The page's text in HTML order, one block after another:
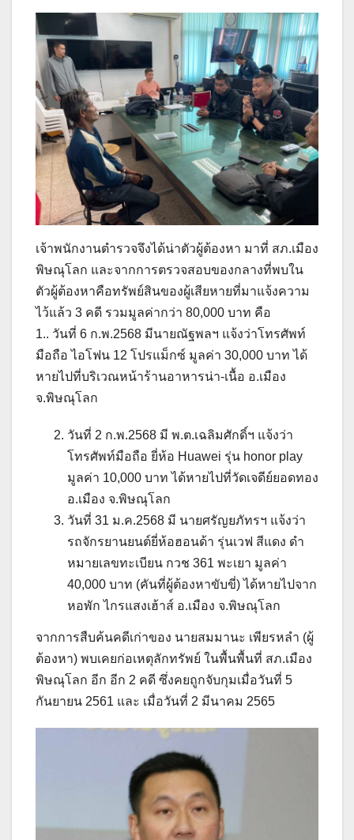
เจ้าพนักงานตำรวจจึงได้น่าตัวผู้ต้องหา มาที่ สภ.เมือง
พิษณุโลก และจากการตรวจสอบของกลางที่พบใน
ตัวผู้ต้องหาคือทรัพย์สินของผู้เสียหายที่มาแจ้งความ
ไว้แล้ว 3 คดี รวมมูลค่ากว่า 80,000 บาท คือ
1.. วันที่ 6 ก.พ.2568 มีนายณัฐพลฯ แจ้งว่าโทรศัพท์
มือถือ ไอโฟน 12 โปรแม็กซ์ มูลค่า 30,000 บาท ได้
หายไปที่บริเวณหน้าร้านอาหารน่า-เนื้อ อ.เมือง
จ.พิษณุโลก
วันที่ 2 ก.พ.2568 มี พ.ต.เฉลิมศักดิ์ฯ แจ้งว่า
โทรศัพท์มือถือ ยี่ห้อ Huawei รุ่น honor play
มูลค่า 10,000 บาท ได้หายไปที่วัดเจดีย์ยอดทอง
อ.เมือง จ.พิษณุโลก
วันที่ 31 ม.ค.2568 มี นายศรัญยภัทรฯ แจ้งว่า
รถจักรยานยนต์ยี่ห้อฮอนด้า รุ่นเวฟ สีแดง ดำ
หมายเลขทะเบียน กวช 361 พะเยา มูลค่า
40,000 บาท (คันที่ผู้ต้องหาขับขี่) ได้หายไปจาก
หอพัก ไกรแสงเฮ้าส์ อ.เมือง จ.พิษณุโลก
จากการสืบค้นคดีเก่าของ นายสมมานะ เพียรหลำ (ผู้
ต้องหา) พบเคยก่อเหตุลักทรัพย์ ในพื้นพื้นที่ สภ.เมือง
พิษณุโลก อีก อีก 2 คดี ซึ่งคยถูกจับกุมเมื่อวันที่ 5
กันยายน 2561 และ เมื่อวันที่ 2 มีนาคม 2565